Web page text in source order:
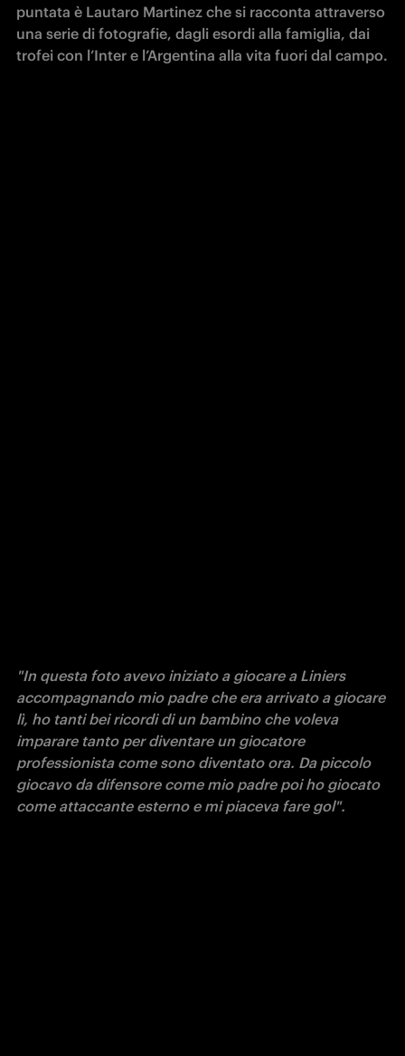
puntata è Lautaro Martinez che si racconta attraverso
una serie di fotografie, dagli esordi alla famiglia, dai
trofei con l’Inter e l’Argentina alla vita fuori dal campo.
"In questa foto avevo iniziato a giocare a Liniers
accompagnando mio padre che era arrivato a giocare
lì, ho tanti bei ricordi di un bambino che voleva
imparare tanto per diventare un giocatore
professionista come sono diventato ora. Da piccolo
giocavo da difensore come mio padre poi ho giocato
come attaccante esterno e mi piaceva fare gol".